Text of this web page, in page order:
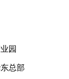
园
总部